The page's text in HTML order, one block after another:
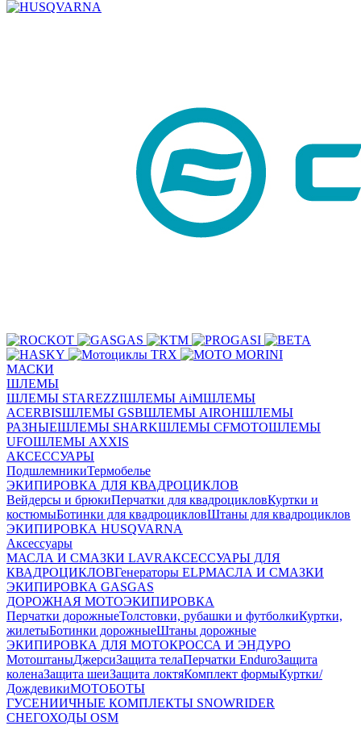
МАСКИ
ШЛЕМЫ
ШЛЕМЫ STAREZZIШЛЕМЫ AiMШЛЕМЫ
ACERBISШЛЕМЫ GSBШЛЕМЫ AIROHШЛЕМЫ
РАЗНЫЕШЛЕМЫ SHARKШЛЕМЫ CFMOTOШЛЕМЫ
UFOШЛЕМЫ AXXIS
АКСЕССУАРЫ
ПодшлемникиТермобелье
ЭКИПИРОВКА ДЛЯ КВАДРОЦИКЛОВ
Вейдерсы и брюкиПерчатки для квадроцикловКуртки и
костюмыБотинки для квадроцикловШтаны для квадроциклов
ЭКИПИРОВКА HUSQVARNA
Аксессуары
МАСЛА И СМАЗКИ LAVRАКСЕССУАРЫ ДЛЯ
КВАДРОЦИКЛОВГенераторы ELPМАСЛА И СМАЗКИ
ЭКИПИРОВКА GASGAS
ДОРОЖНАЯ МОТОЭКИПИРОВКА
Перчатки дорожныеТолстовки, рубашки и футболкиКуртки,
жилетыБотинки дорожныеШтаны дорожные
ЭКИПИРОВКА ДЛЯ МОТОКРОССА И ЭНДУРО
МотоштаныДжерсиЗащита телаПерчатки EnduroЗащита
коленаЗащита шеиЗащита локтяКомплект формыКуртки/
ДождевикиМОТОБОТЫ
ГУСЕНИИЧНЫЕ КОМПЛЕКТЫ SNOWRIDER
СНЕГОХОДЫ OSM